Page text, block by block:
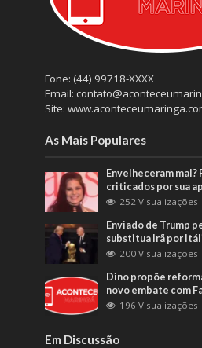
Fone: (44) 99718-XXXX
Email:
Site:
As Mais Populares
Envelheceram mal?
criticados por sua
252 Visualizações
Enviado de Trump
substitua Irã por
200 Visualizações
Dino propõe
novo embate com
196 Visualizações
Em Discussão